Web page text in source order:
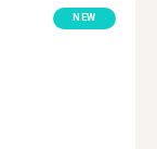
NEW